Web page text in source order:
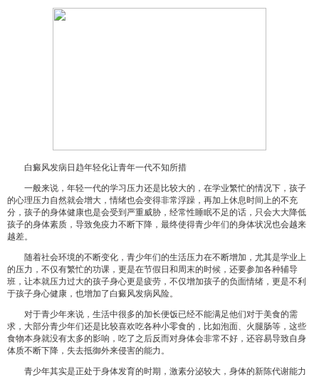
白癜风发病日趋年轻化让青年一代不知所措
一般来说，年轻一代的学习压力还是比较大的，在学业繁忙的情况下，孩子
的心理压力自然就会增大，情绪也会变得非常浮躁，再加上休息时间上的不充
分，孩子的身体健康也是会受到严重威胁，经常性睡眠不足的话，只会大大降低
孩子的身体素质，导致免疫力不断下降，最终使得青少年们的身体状况也会越来
越差。
随着社会环境的不断变化，青少年们的生活压力在不断增加，尤其是学业上
的压力，不仅有繁忙的功课，更是在节假日和周末的时候，还要参加各种辅导
班，让本就压力过大的孩子身心更是疲劳，不仅增加孩子的负面情绪，更是不利
于孩子身心健康，也增加了白癜风发病风险。
对于青少年来说，生活中很多的加长便饭已经不能满足他们对于美食的需
求，大部分青少年们还是比较喜欢吃各种小零食的，比如泡面、火腿肠等，这些
食物本身就没有太多的影响，吃了之后反而对身体会非常不好，还容易导致自身
体质不断下降，失去抵御外来侵害的能力。
青少年其实是正处于身体发育的时期，激素分泌较大，身体的新陈代谢能力